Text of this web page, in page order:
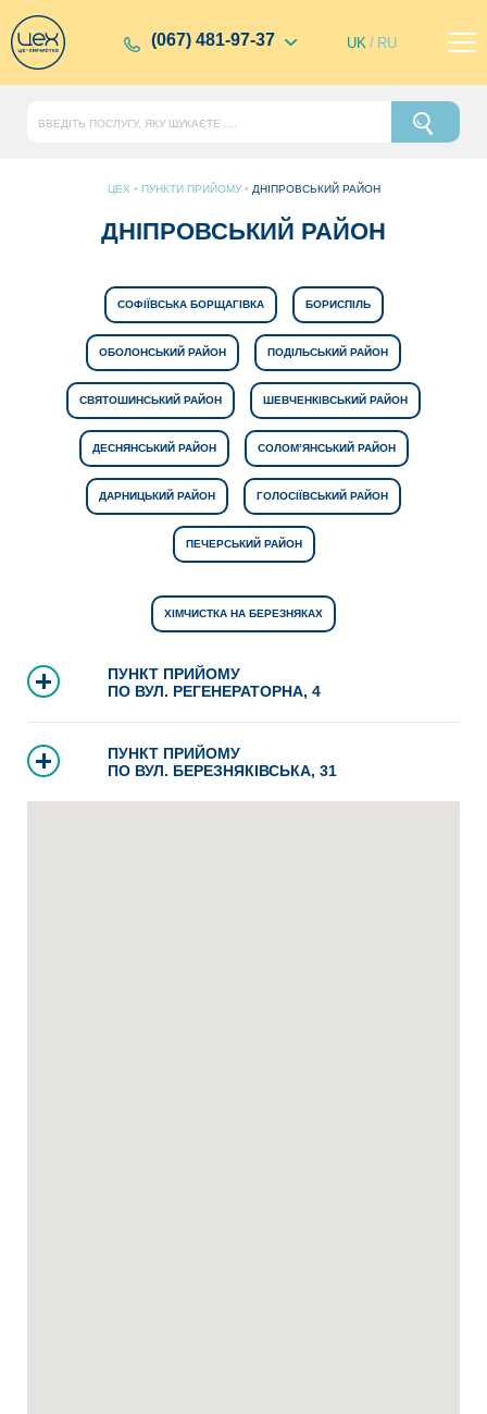
(067) 481-97-37 UK / RU
ЦЕХ • ПУНКТИ ПРИЙОМУ• ДНІПРОВСЬКИЙ РАЙОН
ДНІПРОВСЬКИЙ РАЙОН
СОФІЇВСЬКА БОРЩАГІВКА БОРИСПІЛЬ
ОБОЛОНСЬКИЙ РАЙОН ПОДІЛЬСЬКИЙ РАЙОН
СВЯТОШИНСЬКИЙ РАЙОН ШЕВЧЕНКІВСЬКИЙ РАЙОН
ДЕСНЯНСЬКИЙ РАЙОН СОЛОМ’ЯНСЬКИЙ РАЙОН
ДАРНИЦЬКИЙ РАЙОН ГОЛОСІЇВСЬКИЙ РАЙОН
ПЕЧЕРСЬКИЙ РАЙОН
ХІМЧИСТКА НА БЕРЕЗНЯКАХ
ПУНКТ ПРИЙОМУ
ПО ВУЛ. РЕГЕНЕРАТОРНА, 4
ПУНКТ ПРИЙОМУ
ПО ВУЛ. БЕРЕЗНЯКІВСЬКА, 31